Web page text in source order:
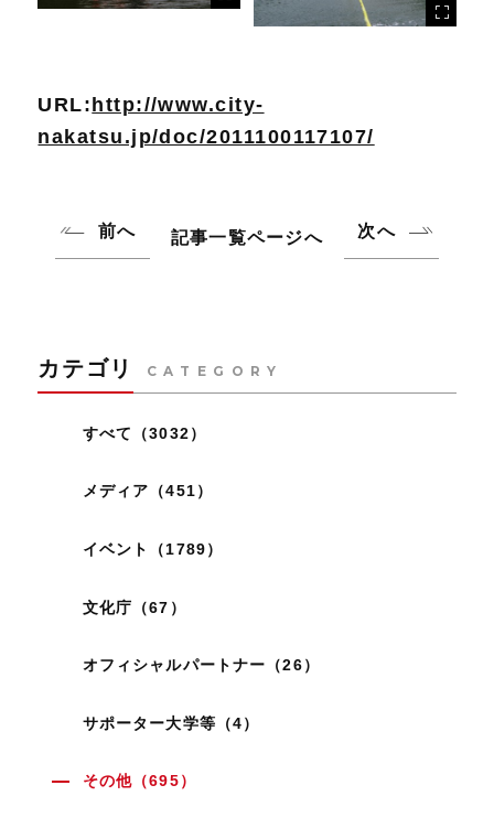
URL: http://www.city-
nakatsu.jp/doc/2011100117107/
前へ 記事一覧ページへ 次へ
カテゴリ CATEGORY
すべて（3032）
メディア（451）
イベント（1789）
文化庁（67）
オフィシャルパートナー（26）
サポーター大学等（4）
その他（695）